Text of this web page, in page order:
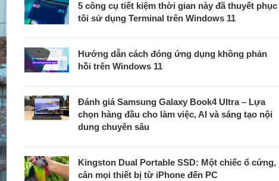
5 công cụ tiết kiệm thời gian này đã thuyết phục
tôi sử dụng Terminal trên Windows 11
Hướng dẫn cách đóng ứng dụng không phản
hồi trên Windows 11
Đánh giá Samsung Galaxy Book4 Ultra – Lựa
chọn hàng đầu cho làm việc, AI và sáng tạo nội
dung chuyên sâu
Kingston Dual Portable SSD: Một chiếc ổ cứng,
cân mọi thiết bị từ iPhone đến PC